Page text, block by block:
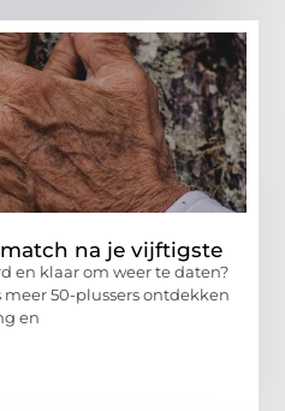
na je vijftigste
en klaar om weer te daten?
50-plussers ontdekken
en